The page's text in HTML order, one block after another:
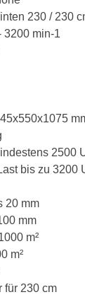
230 / 230
3200 min-1
2500
bis zu 3200
20 mm
mm
m²
m²
für 230 cm